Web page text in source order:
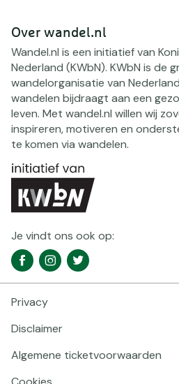
Over wandel.nl
Wandel.nl is een initiatief van
Nederland (KWbN). KWbN is de
wandelorganisatie van
wandelen bijdraagt aan een
leven. Met wandel.nl willen wij
inspireren, motiveren en
te komen via wandelen.
Je vindt ons ook op:
Social
media
FacebookInstagramTwitter
Footer
navigatie
Privacy
Disclaimer
Algemene ticketvoorwaarden